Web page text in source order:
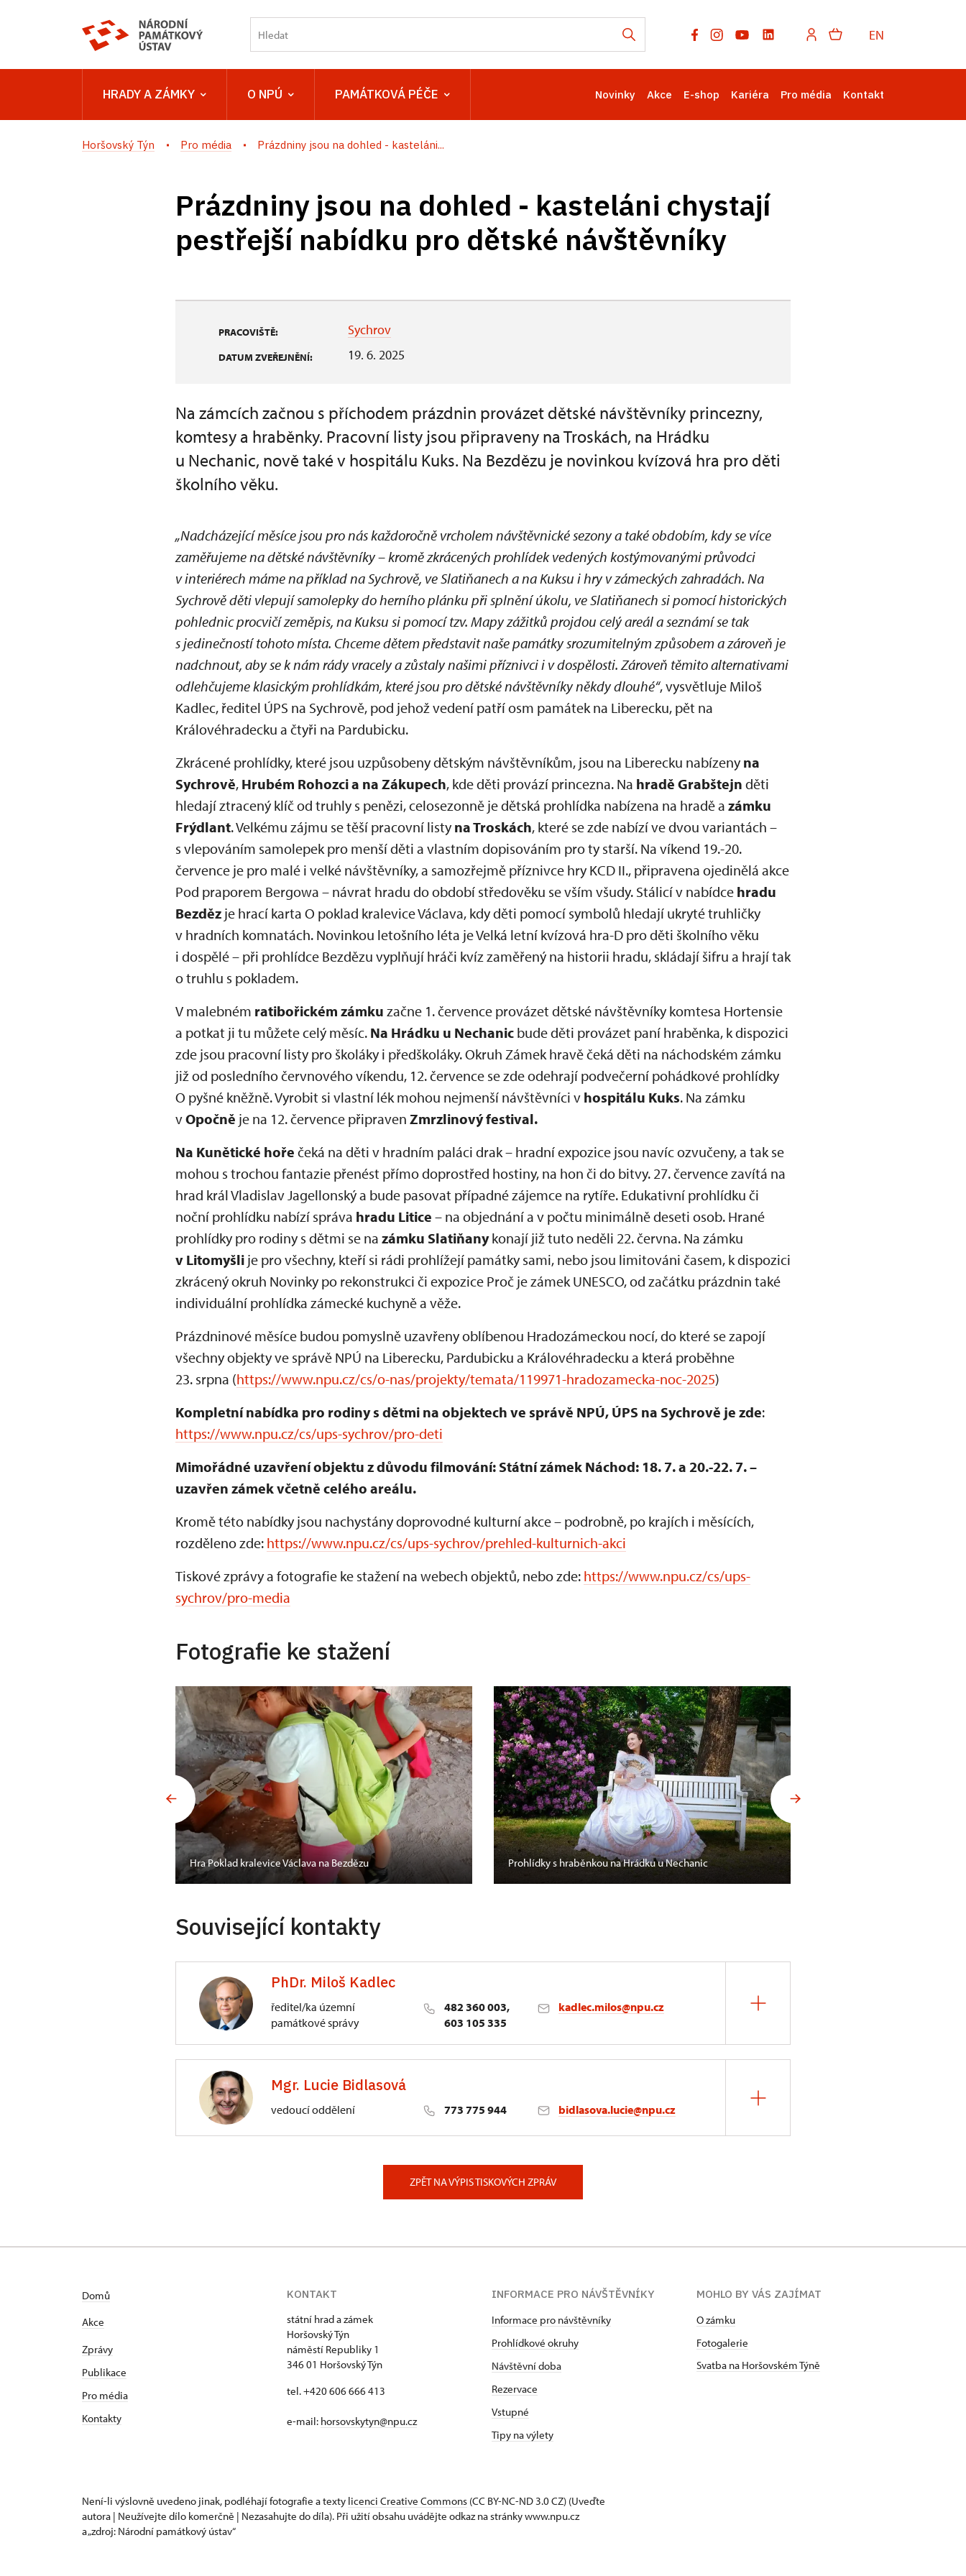
EN
HRADY A ZÁMKY O NPÚ PAMÁTKOVÁ PÉČE Novinky Akce E-shop Kariéra Pro média Kontakt
Horšovský Týn Pro média Prázdniny jsou na dohled - kasteláni...
Prázdniny jsou na dohled - kasteláni chystají
pestřejší nabídku pro dětské návštěvníky
PRACOVIŠTĚ: Sychrov
DATUM ZVEŘEJNĚNÍ: 19. 6. 2025
Na zámcích začnou s příchodem prázdnin provázet dětské návštěvníky princezny,
komtesy a hraběnky. Pracovní listy jsou připraveny na Troskách, na Hrádku
u Nechanic, nově také v hospitálu Kuks. Na Bezdězu je novinkou kvízová hra pro děti
školního věku.
„Nadcházející měsíce jsou pro nás každoročně vrcholem návštěvnické sezony a také obdobím, kdy se více
zaměřujeme na dětské návštěvníky – kromě zkrácených prohlídek vedených kostýmovanými průvodci
v interiérech máme na příklad na Sychrově, ve Slatiňanech a na Kuksu i hry v zámeckých zahradách. Na
Sychrově děti vlepují samolepky do herního plánku při splnění úkolu, ve Slatiňanech si pomocí historických
pohlednic procvičí zeměpis, na Kuksu si pomocí tzv. Mapy zážitků projdou celý areál a seznámí se tak
s jedinečností tohoto místa. Chceme dětem představit naše památky srozumitelným způsobem a zároveň je
nadchnout, aby se k nám rády vracely a zůstaly našimi příznivci i v dospělosti. Zároveň těmito alternativami
odlehčujeme klasickým prohlídkám, které jsou pro dětské návštěvníky někdy dlouhé“, vysvětluje Miloš
Kadlec, ředitel ÚPS na Sychrově, pod jehož vedení patří osm památek na Liberecku, pět na
Královéhradecku a čtyři na Pardubicku.
Zkrácené prohlídky, které jsou uzpůsobeny dětským návštěvníkům, jsou na Liberecku nabízeny na
Sychrově, Hrubém Rohozci a na Zákupech, kde děti provází princezna. Na hradě Grabštejn děti
hledají ztracený klíč od truhly s penězi, celosezonně je dětská prohlídka nabízena na hradě a zámku
Frýdlant. Velkému zájmu se těší pracovní listy na Troskách, které se zde nabízí ve dvou variantách –
s vlepováním samolepek pro menší děti a vlastním dopisováním pro ty starší. Na víkend 19.-20.
července je pro malé i velké návštěvníky, a samozřejmě příznivce hry KCD II., připravena ojedinělá akce
Pod praporem Bergowa – návrat hradu do období středověku se vším všudy. Stálicí v nabídce hradu
Bezděz je hrací karta O poklad kralevice Václava, kdy děti pomocí symbolů hledají ukryté truhličky
v hradních komnatách. Novinkou letošního léta je Velká letní kvízová hra-D pro děti školního věku
i dospělé – při prohlídce Bezdězu vyplňují hráči kvíz zaměřený na historii hradu, skládají šifru a hrají tak
o truhlu s pokladem.
V malebném ratibořickém zámku začne 1. července provázet dětské návštěvníky komtesa Hortensie
a potkat ji tu můžete celý měsíc. Na Hrádku u Nechanic bude děti provázet paní hraběnka, k dispozici
zde jsou pracovní listy pro školáky i předškoláky. Okruh Zámek hravě čeká děti na náchodském zámku
již od posledního červnového víkendu, 12. července se zde odehrají podvečerní pohádkové prohlídky
O pyšné kněžně. Vyrobit si vlastní lék mohou nejmenší návštěvníci v hospitálu Kuks. Na zámku
vOpočně je na 12. července připraven Zmrzlinový festival.
Na Kunětické hoře čeká na děti v hradním paláci drak – hradní expozice jsou navíc ozvučeny, a tak se
mohou s trochou fantazie přenést přímo doprostřed hostiny, na hon či do bitvy. 27. července zavítá na
hrad král Vladislav Jagellonský a bude pasovat případné zájemce na rytíře. Edukativní prohlídku či
noční prohlídku nabízí správa hradu Litice – na objednání a v počtu minimálně deseti osob. Hrané
prohlídky pro rodiny s dětmi se na zámku Slatiňanykonají již tuto neděli 22. června. Na zámku
v Litomyšli je pro všechny, kteří si rádi prohlížejí památky sami, nebo jsou limitováni časem, k dispozici
zkrácený okruh Novinky po rekonstrukci či expozice Proč je zámek UNESCO, od začátku prázdnin také
individuální prohlídka zámecké kuchyně a věže.
Prázdninové měsíce budou pomyslně uzavřeny oblíbenou Hradozámeckou nocí, do které se zapojí
všechny objekty ve správě NPÚ na Liberecku, Pardubicku a Královéhradecku a která proběhne
23. srpna (https://www.npu.cz/cs/o-nas/projekty/temata/119971-hradozamecka-noc-2025)
Kompletní nabídka pro rodiny s dětmi na objektech ve správě NPÚ, ÚPS na Sychrově je zde:
https://www.npu.cz/cs/ups-sychrov/pro-deti
Mimořádné uzavření objektu z důvodu filmování: Státní zámek Náchod: 18. 7. a 20.-22. 7. –
uzavřen zámek včetně celého areálu.
Kromě této nabídky jsou nachystány doprovodné kulturní akce – podrobně, po krajích i měsících,
rozděleno zde: https://www.npu.cz/cs/ups-sychrov/prehled-kulturnich-akci
Tiskové zprávy a fotografie ke stažení na webech objektů, nebo zde: https://www.npu.cz/cs/ups-
sychrov/pro-media
Fotografie ke stažení
Hra Poklad kralevice Václava na Bezdězu Prohlídky s hraběnkou na Hrádku u Nechanic
Související kontakty
PhDr. Miloš Kadlec
ředitel/ka územní
památkové správy
482 360 003,
603 105 335
kadlec.milos@npu.cz
3/, Sychrov 3Mgr. Lucie Bidlasová
vedoucí oddělení 773 775 944 bidlasova.lucie@npu.cz
ZPĚT NA VÝPIS TISKOVÝCH ZPRÁV
Domů
Akce
Zprávy
Publikace
Pro média
Kontakty
KONTAKT
státní hrad a zámek
Horšovský Týn
náměstí Republiky 1
346 01 Horšovský Týn
tel. +420 606 666 413
e-mail: horsovskytyn@npu.cz
INFORMACE PRO NÁVŠTĚVNÍKY
Informace pro návštěvníky
Prohlídkové okruhy
Návštěvní doba
Rezervace
Vstupné
Tipy na výlety
MOHLO BY VÁS ZAJÍMAT
O zámku
Fotogalerie
Svatba na Horšovském Týně
Není-li výslovně uvedeno jinak, podléhají fotografie a texty licenci Creative Commons (CC BY-NC-ND 3.0 CZ) (Uveďte
autora | Neužívejte dílo komerčně | Nezasahujte do díla). Při užití obsahu uvádějte odkaz na stránky www.npu.cz
a „zdroj: Národní památkový ústav“